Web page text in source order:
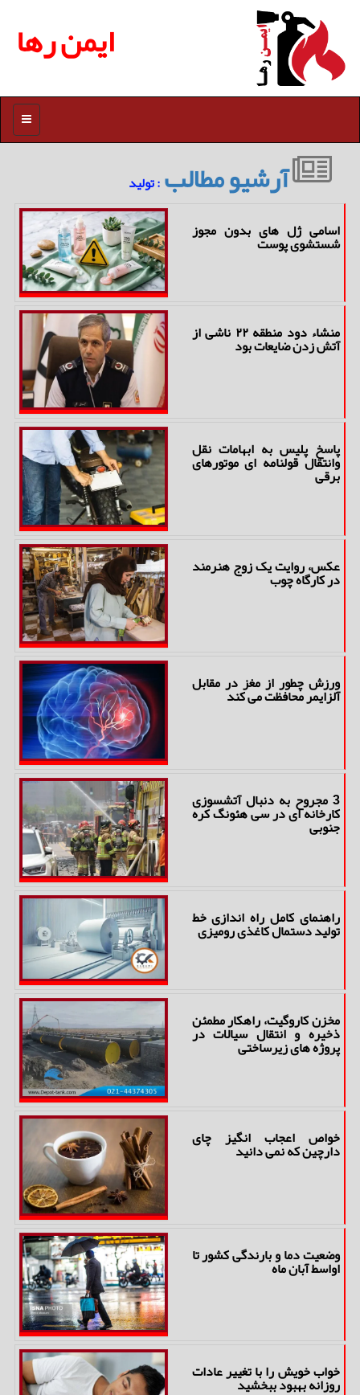
ایمن رها
منو
آرشیو مطالب: تولید
اسامی ژل های بدون مجوز
شستشوی پوست
منشاء دود منطقه ۲۲ ناشی از
آتش زدن ضایعات بود
پاسخ پلیس به ابهامات نقل
وانتقال قولنامه ای موتورهای
برقی
عکس، روایت یک زوج هنرمند
در کارگاه چوب
ورزش چطور از مغز در مقابل
آلزایمر محافظت می کند
3 مجروح به دنبال آتشسوزی
کارخانه ای در سی هئونگ کره
جنوبی
راهنمای کامل راه اندازی خط
تولید دستمال کاغذی رومیزی
مخزن کاروگیت، راهکار مطمئن
ذخیره و انتقال سیالات در
پروژه های زیرساختی
خواص اعجاب انگیز چای
دارچین که نمی دانید
وضعیت دما و بارندگی کشور تا
اواسط آبان ماه
خواب خویش را با تغییر عادات
روزانه بهبود ببخشید